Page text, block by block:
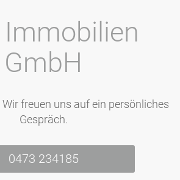
Immobilien
GmbH
Wir freuen uns auf ein persönliches
Gespräch.
0473 234185